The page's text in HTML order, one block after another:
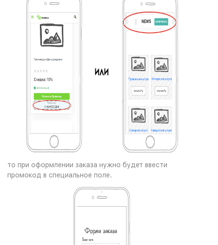
то при оформлении заказа нужно будет ввести
промокод в специальное поле.